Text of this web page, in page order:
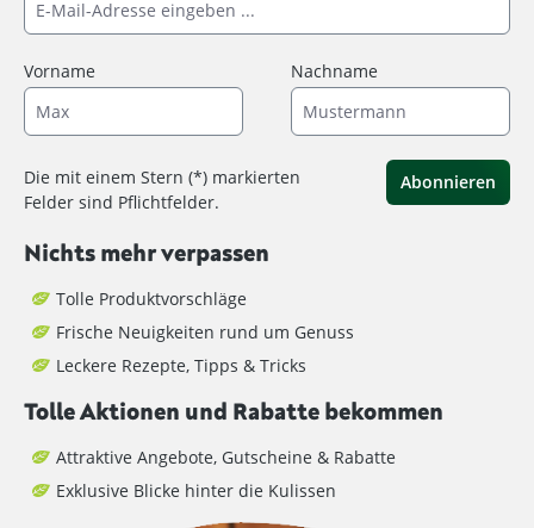
Vorname Nachname
Die mit einem Stern (*) markierten
Felder sind Pflichtfelder.
Abonnieren
Nichts mehr verpassen
Tolle Produktvorschläge
Frische Neuigkeiten rund um Genuss
Leckere Rezepte, Tipps & Tricks
Tolle Aktionen und Rabatte bekommen
Attraktive Angebote, Gutscheine & Rabatte
Exklusive Blicke hinter die Kulissen